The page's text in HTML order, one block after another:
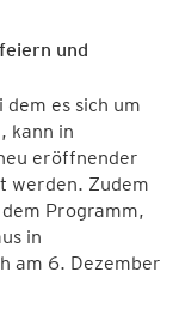
und
es sich um
kann in
eröffnender
werden. Zudem
Programm,
in
am 6. Dezember